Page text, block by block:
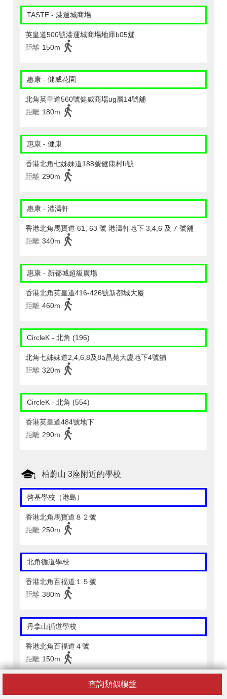
查詢類似樓盤
TASTE - 港運城商場.
英皇道500號港運城商場地庫b05舖
距離 150m
惠康 - 健威花園
北角英皇道560號健威商場ug層14號舖
距離 180m
惠康 - 健康
香港北角七姊妹道188號健康村b號
距離 290m
惠康 - 港濤軒
香港北角馬寶道 61, 63 號 港濤軒地下 3,4,6 及 7 號舖
距離 340m
惠康 - 新都城超級廣場
香港北角英皇道416-426號新都城大廈
距離 460m
CircleK - 北角 (196)
北角七姊妹道2,4,6,8及8a昌苑大廈地下4號舖
距離 320m
CircleK - 北角 (554)
香港英皇道484號地下
距離 290m
柏蔚山 3座附近的學校
啓基學校（港島）
香港北角馬寶道８２號
距離 250m
北角循道學校
香港北角百福道１５號
距離 380m
丹拿山循道學校
香港北角百福道４號
距離 150m